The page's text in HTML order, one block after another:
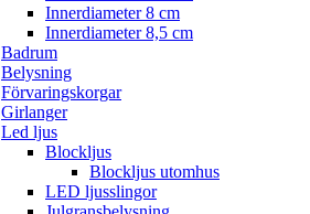
Innerdiameter 8 cm
Innerdiameter 8,5 cm
Badrum
Belysning
Förvaringskorgar
Girlanger
Led ljus
Blockljus
Blockljus utomhus
LED ljusslingor